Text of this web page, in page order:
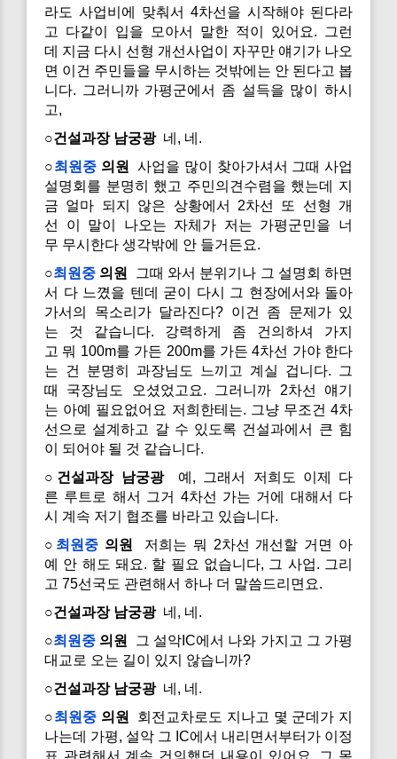
라도 사업비에 맞춰서 4차선을 시작해야 된다라
고 다같이 입을 모아서 말한 적이 있어요. 그런
데 지금 다시 선형 개선사업이 자꾸만 얘기가 나오
면 이건 주민들을 무시하는 것밖에는 안 된다고 봅
니다. 그러니까 가평군에서 좀 설득을 많이 하시
고,
○건설과장 남궁광네, 네.
○최원중의원
사업을 많이 찾아가셔서 그때 사업
설명회를 분명히 했고 주민의견수렴을 했는데 지
금 얼마 되지 않은 상황에서 2차선 또 선형 개
선 이 말이 나오는 자체가 저는 가평군민을 너
무 무시한다 생각밖에 안 들거든요.
○최원중 의원
그때 와서 분위기나 그 설명회 하면
서 다 느꼈을 텐데 굳이 다시 그 현장에서와 돌아
가서의 목소리가 달라진다? 이건 좀 문제가 있
는 것 같습니다. 강력하게 좀 건의하셔 가지
고 뭐 100m를 가든 200m를 가든 4차선 가야 한다
는 건 분명히 과장님도 느끼고 계실 겁니다. 그
때 국장님도 오셨었고요. 그러니까 2차선 얘기
는 아예 필요없어요 저희한테는. 그냥 무조건 4차
선으로 설계하고 갈 수 있도록 건설과에서 큰 힘
이 되어야 될 것 같습니다.
○건설과장 남궁광예, 그래서 저희도 이제 다
른 루트로 해서 그거 4차선 가는 거에 대해서 다
시 계속 저기 협조를 바라고 있습니다.
○ 최원중의원
저희는 뭐 2차선 개선할 거면 아
예 안 해도 돼요. 할 필요 없습니다, 그 사업. 그리
고 75선국도 관련해서 하나 더 말씀드리면요.
○건설과장 남궁광네, 네.
○최원중 의원
그 설악IC에서 나와 가지고 그 가평
대교로 오는 길이 있지 않습니까?
○건설과장 남궁광네, 네.
○최원중의원
회전교차로도 지나고 몇 군데가 지
나는데 가평, 설악 그 IC에서 내리면서부터가 이정
표 관련해서 계속 건의했던 내용이 있어요. 그 목